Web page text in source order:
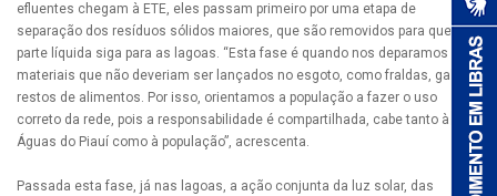
efluentes chegam à ETE, eles passam primeiro por uma etapa de
separação dos resíduos sólidos maiores, que são removidos para que a
parte líquida siga para as lagoas. “Esta fase é quando nos deparamos com
materiais que não deveriam ser lançados no esgoto, como fraldas, galhos,
restos de alimentos. Por isso, orientamos a população a fazer o uso
correto da rede, pois a responsabilidade é compartilhada, cabe tanto à
Águas do Piauí como à população”, acrescenta.
Passada esta fase, já nas lagoas, a ação conjunta da luz solar, das